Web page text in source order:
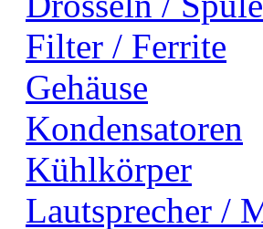
Filter / Ferrite
Gehäuse
Kondensatoren
Kühlkörper
Lautsprecher /